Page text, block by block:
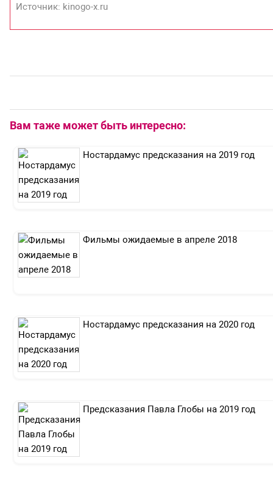
Источник: kinogo-x.ru
Вам таже может быть интересно:
Ностардамус предсказания на 2019 год
Фильмы ожидаемые в апреле 2018
Ностардамус предсказания на 2020 год
Предсказания Павла Глобы на 2019 год